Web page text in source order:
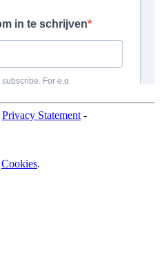
Privacy Statement -
Cookies.